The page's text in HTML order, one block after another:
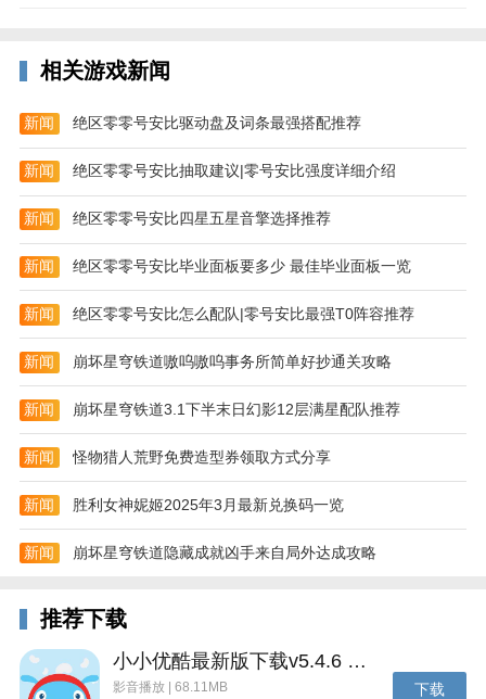
抢不到)。抽两次就够了。一身紫装没问题。
2、功勋：这刺探是100，个来的容易，砸一个车是
200，每天满功勋换紫装很简单。一个大臣一个旗就是
1000功勋，运气好就是2000，功勋搞了还有战力加成。
3、主线：跟着主线任务不停大概半个小时就会卡等
级，做点其他任务就会过的。这时候注意下，拉车的时
候绿令和换车标配然后40级在拉经验多些。其他任务随
意做吧。2265第一天满打满算43。
相关游戏新闻
新闻 绝区零零号安比驱动盘及词条最强搭配推荐
新闻 绝区零零号安比抽取建议|零号安比强度详细介绍
新闻 绝区零零号安比四星五星音擎选择推荐
新闻 绝区零零号安比毕业面板要多少 最佳毕业面板一览
新闻 绝区零零号安比怎么配队|零号安比最强T0阵容推荐
新闻 崩坏星穹铁道嗷呜嗷呜事务所简单好抄通关攻略
新闻 崩坏星穹铁道3.1下半末日幻影12层满星配队推荐
新闻 怪物猎人荒野免费造型券领取方式分享
新闻 胜利女神妮姬2025年3月最新兑换码一览
新闻 崩坏星穹铁道隐藏成就凶手来自局外达成攻略
推荐下载
小小优酷最新版下载v5.4.6 安卓官方版
影音播放 | 68.11MB 下载